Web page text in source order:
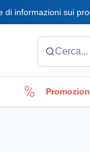
di informazioni sui
Cerca...